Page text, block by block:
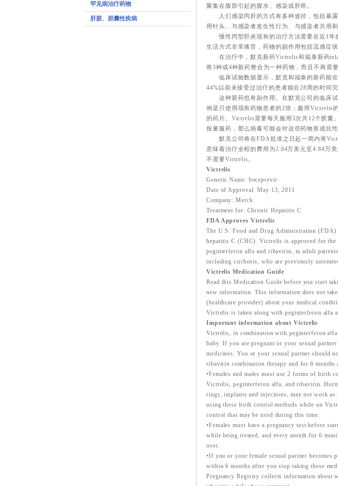
罕见病治疗药物
肝脏、胆囊性疾病
聚集在腹部引起的腹水、感染或肝癌。
人们感染丙肝的方式有多种途径，包括暴露
用针头、与感染者发生性行为、与感染者共用
慢性丙型肝炎现有的治疗方法需要在近1年
生活方式非常痛苦，药物的副作用包括流感症
在治疗中，默克新药Victrelis和福泰新药
将3种或4种新药整合为一种药物，而且不再需
临床试验数据显示，默克和福泰的新药能在
44%以前未接受过治疗的患者能在28周的时间
这种新药也有副作用。在默克公司的临床试
例是只使用现有药物患者的2倍；服用Victrelis
的药片。Victrelis需要每天服用3次共12个胶囊
按量服药，那么病毒可能会对这些药物形成抗性
默克公司将在FDA批准之日起一周内将
意味着治疗全程的费用为2.64万美元至4.84万
不需要Victrelis。
Victrelis
Generic Name: boceprevir
Date of Approval: May 13, 2011
Company: Merck
Treatment for: Chronic Hepatitis C
FDA Approves Victrelis
The U.S. Food and Drug Administration
hepatitis C (CHC). Victrelis is approved for
peginterferon alfa and ribavirin, in adult
including cirrhosis, who are previously
Victrelis Medication Guide
Read this Medication Guide before you start
new information. This information does not
(healthcare provider) about your medical
Victrelis is taken along with peginterferon alfa
Important information about Victrelis
Victrelis, in combination with peginterferon
baby. If you are pregnant or your sexual
medicines. You or your sexual partner should
ribavirin combination therapy and for 6 months
•Females and males must use 2 forms of birth
Victrelis, peginterferon alfa, and ribavirin.
rings, implants and injections, may not work
using these birth control methods while on
control that may be used during this time.
•Females must have a pregnancy test before
while being treated, and every month for 6
over.
•If you or your female sexual partner
within 6 months after you stop taking these
Pregnancy Registry collects information about